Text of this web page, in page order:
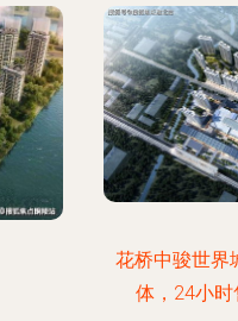
花桥中骏世界
体，24小